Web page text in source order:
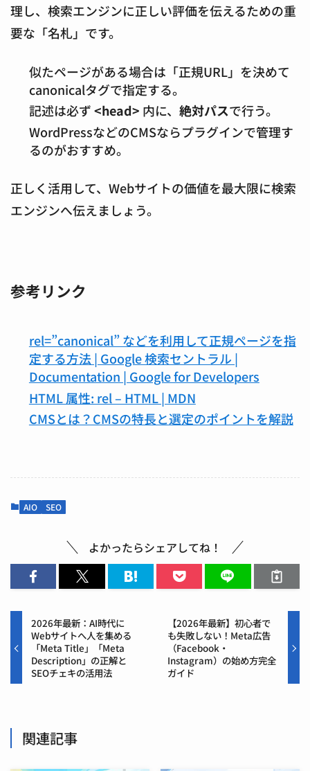
理し、検索エンジンに正しい評価を伝えるための重
要な「名札」です。
似たページがある場合は「正規URL」を決めて
canonicalタグで指定する。
記述は必ず<head> 内に、 絶対パスで行う。
WordPressなどのCMSならプラグインで管理す
るのがおすすめ。
正しく活用して、Webサイトの価値を最大限に検索
エンジンへ伝えましょう。
参考リンク
rel=”canonical” などを利用して正規ページを指
定する方法 | Google 検索セントラル |
Documentation | Google for Developers
HTML 属性: rel – HTML | MDN
CMSとは？CMSの特長と選定のポイントを解説
AIO SEO
よかったらシェアしてね！
2026年最新：AI時代に
Webサイトへ人を集める
「Meta Title」「Meta
Description」の正解と
SEOチェキの活用法
【2026年最新】初心者で
も失敗しない！Meta広告
（Facebook・
Instagram）の始め方完全
ガイド
関連記事